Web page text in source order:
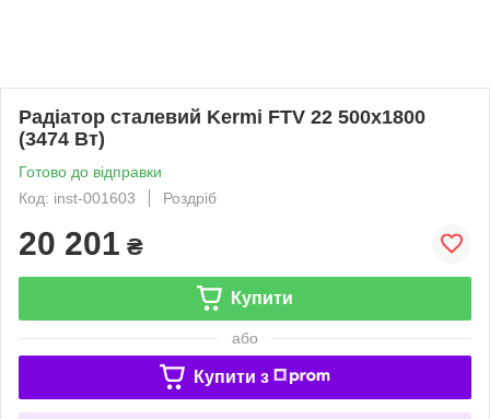
Радіатор сталевий Kermi FTV 22 500x1800
(3474 Вт)
Готово до відправки
Код: inst-001603
Роздріб
20 201 ₴
Купити
або
Купити з